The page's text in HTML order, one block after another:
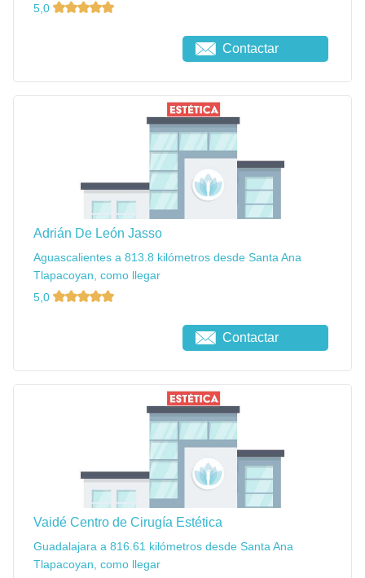
5,0
Contactar
Adrián De León Jasso
Aguascalientes a 813.8 kilómetros desde Santa Ana
Tlapacoyan, como llegar
5,0
Contactar
Vaidé Centro de Cirugía Estética
Guadalajara a 816.61 kilómetros desde Santa Ana
Tlapacoyan, como llegar